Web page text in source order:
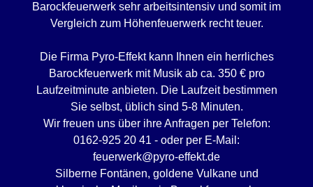
Barockfeuerwerk sehr arbeitsintensiv und somit im
Vergleich zum Höhenfeuerwerk recht teuer.
Die Firma Pyro-Effekt kann Ihnen ein herrliches
Barockfeuerwerk mit Musik ab ca. 350 € pro
Laufzeitminute anbieten. Die Laufzeit bestimmen
Sie selbst, üblich sind 5-8 Minuten.
Wir freuen uns über ihre Anfragen per Telefon:
0162-925 20 41 - oder per E-Mail:
feuerwerk@pyro-effekt.de
Silberne Fontänen, goldene Vulkane und